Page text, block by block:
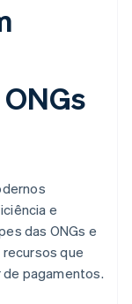
e
das ONGs e
que
pagamentos.